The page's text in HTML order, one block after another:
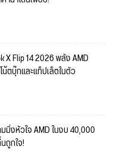
X Flip 14 2026 พลัง AMD
น้ตบุ๊กและแท็ปเล็ตในตัว
มิ่งหัวใจ AMD ในงบ 40,000
ถูกใจ!